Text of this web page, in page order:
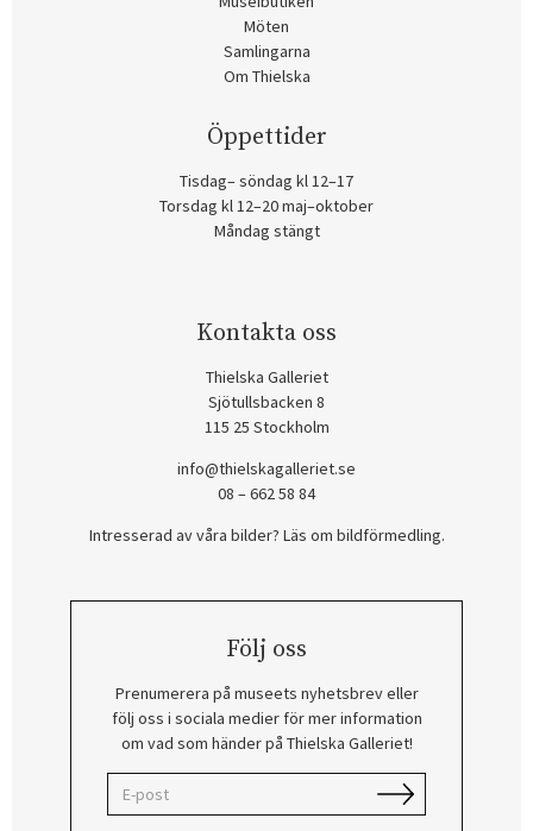
Möten
Samlingarna
Om Thielska
Öppettider
Tisdag– söndag kl 12–17
Torsdag kl 12–20 maj–oktober
Måndag stängt
Kontakta oss
Thielska Galleriet
Sjötullsbacken 8
115 25 Stockholm
info@thielskagalleriet.se
08 – 662 58 84
Intresserad av våra bilder? Läs om bildförmedling.
Följ oss
Prenumerera på museets nyhetsbrev eller
följ oss i sociala medier för mer information
om vad som händer på Thielska Galleriet!